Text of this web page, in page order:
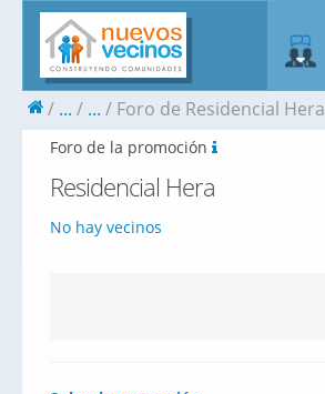
... ... Foro de Residencial Hera
Foro de la promoción
Residencial Hera
No hay vecinos